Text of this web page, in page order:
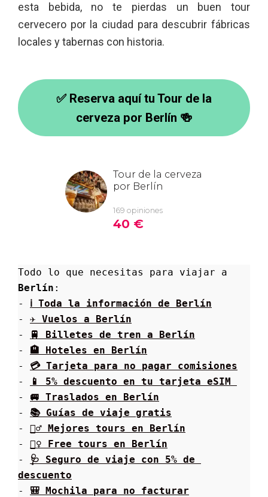
esta bebida, no te pierdas un buen tour
cervecero por la ciudad para descubrir fábricas
locales y tabernas con historia.
✅ Reserva aquí tu Tour de la
cerveza por Berlín 🍻
Berlín :
- ℹ Toda la información de Berlín
- ✈ Vuelos a Berlín
-
🚆 Billetes de tren a Berlín
- 🏨 Hoteles en Berlín
- 💳 Tarjeta para no pagar comisiones
-
📱 5% descuento en tu tarjeta eSIM
- 🚐 Traslados en Berlín
- 📚 Guías de viaje gratis
- 🚶‍♂️ Mejores tours en Berlín
- 🚶‍♀️ Free tours en Berlín
-
🩺 Seguro de viaje con 5% de
descuento
- 🎒 Mochila para no facturar